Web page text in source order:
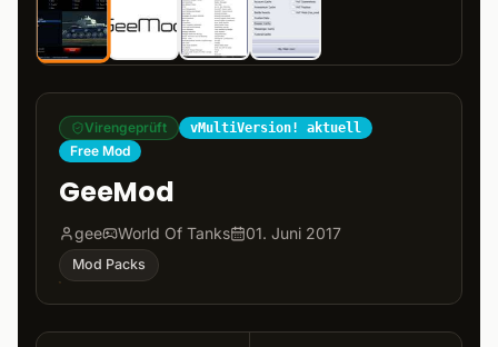
Virengeprüft vMultiVersion! aktuell
Free Mod
GeeMod
gee World Of Tanks 01. Juni 2017
Mod Packs